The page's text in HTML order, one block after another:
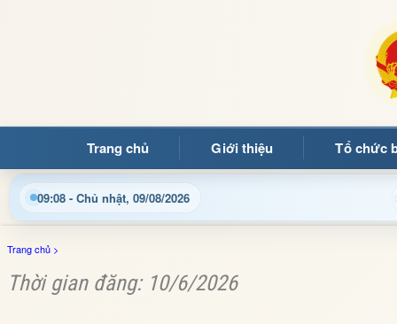
Trang chủ Giới thiệu Tổ chức
09:08 - Chủ nhật, 09/08/2026
tin điện tử xã Mường Ảng
Trang chủ >
Thời gian đăng: 10/6/2026